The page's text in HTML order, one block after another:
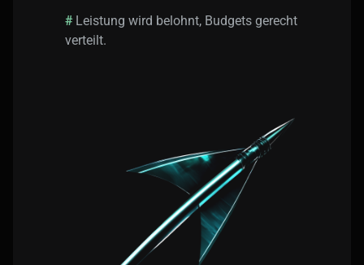
# Leistung wird belohnt, Budgets gerecht
verteilt.